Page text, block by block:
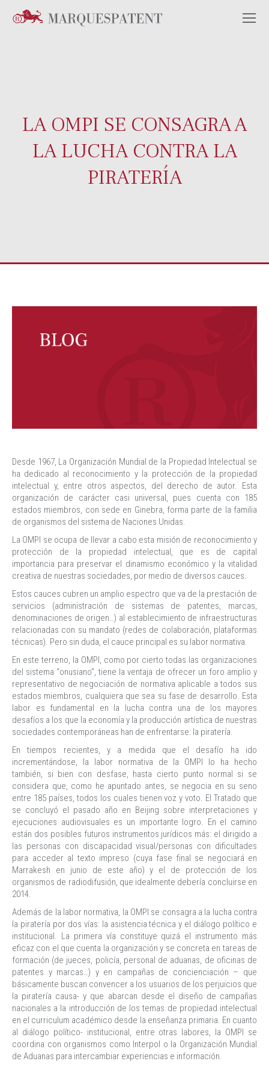
LA OMPI SE CONSAGRA A
LA LUCHA CONTRA LA
PIRATERÍA
Desde 1967, La Organización Mundial de la Propiedad Intelectual se
ha dedicado al reconocimiento y la protección de la propiedad
intelectual y, entre otros aspectos, del derecho de autor. Esta
organización de carácter casi universal, pues cuenta con 185
estados miembros, con sede en Ginebra, forma parte de la familia
de organismos del sistema de Naciones Unidas.
La OMPI se ocupa de llevar a cabo esta misión de reconocimiento y
protección de la propiedad intelectual, que es de capital
importancia para preservar el dinamismo económico y la vitalidad
creativa de nuestras sociedades, por medio de diversos cauces.
Estos cauces cubren un amplio espectro que va de la prestación de
servicios (administración de sistemas de patentes, marcas,
denominaciones de origen…) al establecimiento de infraestructuras
relacionadas con su mandato (redes de colaboración, plataformas
técnicas). Pero sin duda, el cauce principal es su labor normativa.
En este terreno, la OMPI, como por cierto todas las organizaciones
del sistema “onusiano”, tiene la ventaja de ofrecer un foro amplio y
representativo de negociación de normativa aplicable a todos sus
estados miembros, cualquiera que sea su fase de desarrollo. Esta
labor es fundamental en la lucha contra una de los mayores
desafíos a los que la economía y la producción artística de nuestras
sociedades contemporáneas han de enfrentarse: la piratería.
En tiempos recientes, y a medida que el desafío ha ido
incrementándose, la labor normativa de la OMPI lo ha hecho
también, si bien con desfase, hasta cierto punto normal si se
considera que, como he apuntado antes, se negocia en su seno
entre 185 países, todos los cuales tienen voz y voto. El Tratado que
se concluyó el pasado año en Beijing sobre interpretaciones y
ejecuciones audiovisuales es un importante logro. En el camino
están dos posibles futuros instrumentos jurídicos más: el dirigido a
las personas con discapacidad visual/personas con dificultades
para acceder al texto impreso (cuya fase final se negociará en
Marrakesh en junio de este año) y el de protección de los
organismos de radiodifusión, que idealmente debería concluirse en
2014.
Además de la labor normativa, la OMPI se consagra a la lucha contra
la piratería por dos vías: la asistencia técnica y el diálogo político e
institucional. La primera vía constituye quizá el instrumento más
eficaz con el que cuenta la organización y se concreta en tareas de
formación (de jueces, policía, personal de aduanas, de oficinas de
patentes y marcas…) y en campañas de concienciación – que
básicamente buscan convencer a los usuarios de los perjuicios que
la piratería causa- y que abarcan desde el diseño de campañas
nacionales a la introducción de los temas de propiedad intelectual
en el curriculum académico desde la enseñanza primaria. En cuanto
al diálogo político- institucional, entre otras labores, la OMPI se
coordina con organismos como Interpol o la Organización Mundial
de Aduanas para intercambiar experiencias e información.